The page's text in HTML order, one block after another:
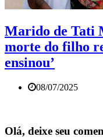
Marido de Tati
morte do filho
ensinou’
08/07/2025
Olá, deixe seu